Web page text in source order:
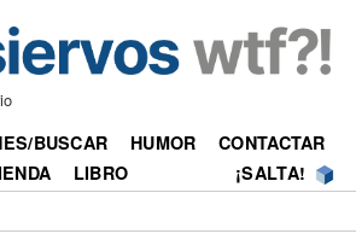
BUSCAR HUMOR
CONTACTAR
LIBRO ¡SALTA!